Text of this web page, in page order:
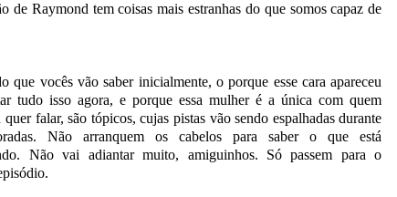
Raymond tem coisas mais estranhas do que somos capaz de
que vocês vão saber inicialmente, o porque esse cara apareceu
tudo isso agora, e porque essa mulher é a única com quem
falar, são tópicos, cujas pistas vão sendo espalhadas durante
Não arranquem os cabelos para saber o que está
Não vai adiantar muito, amiguinhos. Só passem para o